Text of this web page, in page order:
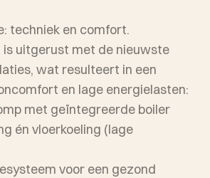
techniek en comfort.
uitgerust met de nieuwste
wat resulteert in een
en lage energielasten:
met geïntegreerde boiler
én vloerkoeling (lage
voor een gezond